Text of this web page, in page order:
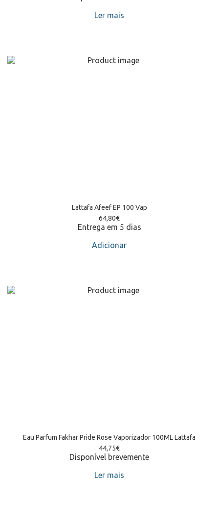
Ler mais
Lattafa Afeef EP 100 Vap
64,80€
Entrega em 5 dias
Adicionar
Eau Parfum Fakhar Pride Rose Vaporizador 100ML Lattafa
44,75€
Disponível brevemente
Ler mais